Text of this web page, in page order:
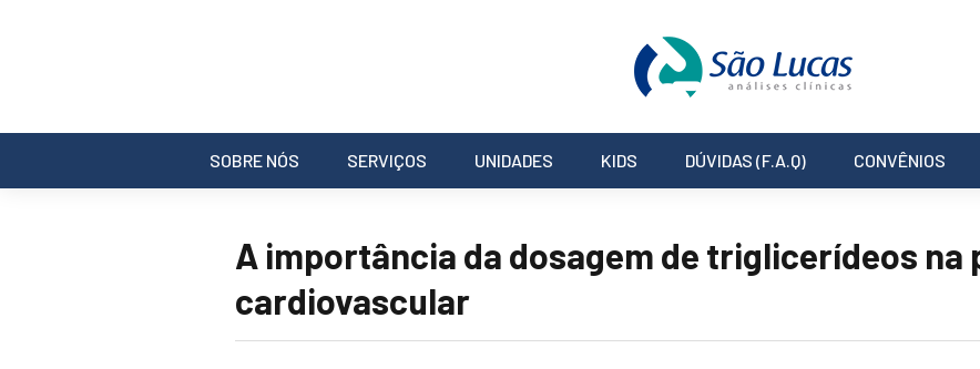
SOBRE NÓS SERVIÇOS UNIDADES KIDS DÚVIDAS (F.A.Q) CONVÊNIOS
A importância da dosagem de triglicerídeos na
cardiovascular